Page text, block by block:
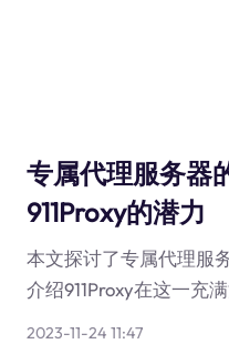
专属代理服务器
911Proxy的潜力
本文探讨了专属代理服
介绍911Proxy在这一充
2023-11-24 11:47